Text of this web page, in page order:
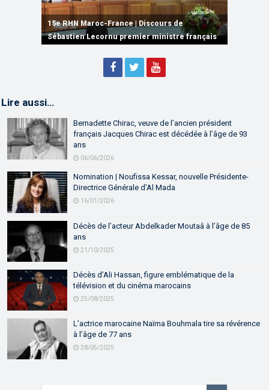
15e RHN Maroc-France | Signature de
plusieurs accords de coopération et de
partenariat
15e RHN Maroc-France | Discours de
Sébastien Lecornu premier ministre français
15e Réunion de Haut Niveau Maroc-France |
Discours de M. Aziz Akhannouch
Lire aussi…
Bernadette Chirac, veuve de l’ancien président
français Jacques Chirac est décédée à l’âge de 93
ans
06/06/2026
Nomination | Noufissa Kessar, nouvelle Présidente-
Directrice Générale d’Al Mada
16/01/2026
Décès de l’acteur Abdelkader Moutaâ à l’âge de 85
ans
21/10/2025
Décès d’Ali Hassan, figure emblématique de la
télévision et du cinéma marocains
25/08/2025
L’actrice marocaine Naïma Bouhmala tire sa révérence
à l’âge de 77 ans
28/05/2025